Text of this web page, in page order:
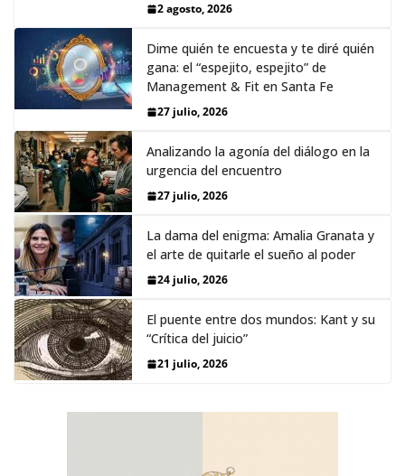
2 agosto, 2026
Dime quién te encuesta y te diré quién
gana: el “espejito, espejito” de
Management & Fit en Santa Fe
27 julio, 2026
Analizando la agonía del diálogo en la
urgencia del encuentro
27 julio, 2026
La dama del enigma: Amalia Granata y
el arte de quitarle el sueño al poder
24 julio, 2026
El puente entre dos mundos: Kant y su
“Crítica del juicio”
21 julio, 2026